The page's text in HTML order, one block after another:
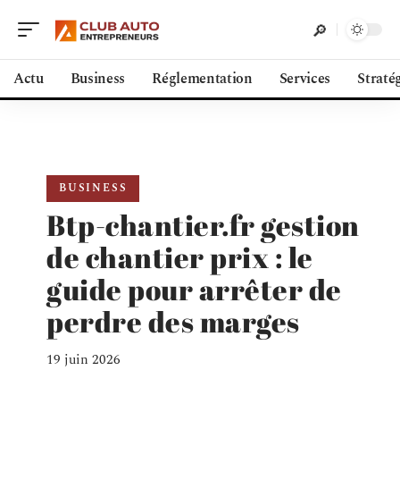
Actu Business Réglementation Services
BUSINESS
Btp-chantier.fr gestion
de chantier prix : le
guide pour arrêter de
perdre des marges
19 juin 2026